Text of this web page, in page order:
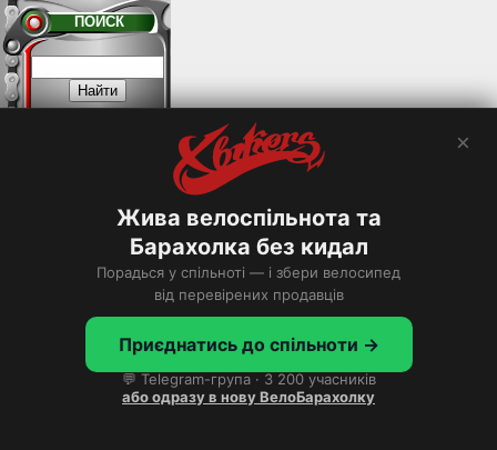
ПОИСК
Хотите в ТОП?
×
Жива велоспільнота та
Барахолка без кидал
Порадься у спільноті — і збери велосипед
від перевірених продавців
Приєднатись до спільноти →
💬 Telegram-група · 3 200 учасників
або одразу в нову ВелоБарахолку